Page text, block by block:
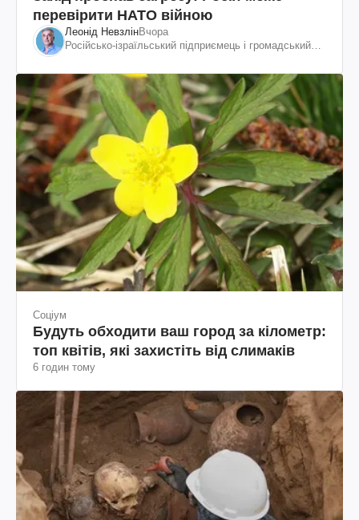
перевірити НАТО війною
Леонід НевзлінВчора
Російсько-ізраїльський підприємець і громадський
Соціум
Будуть обходити ваш город за кілометр:
топ квітів, які захистіть від слимаків
6 годин тому